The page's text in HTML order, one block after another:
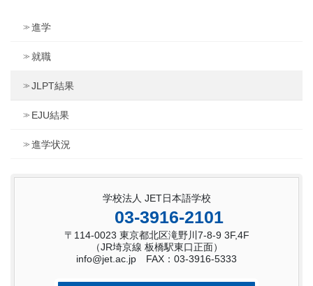
進学
就職
JLPT結果
EJU結果
進学状況
学校法人 JET日本語学校
03-3916-2101
〒114-0023 東京都北区滝野川7-8-9 3F,4F
（JR埼京線 板橋駅東口正面）
info@jet.ac.jp FAX：03-3916-5333